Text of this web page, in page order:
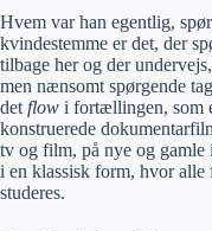
Hvem var han egentlig,
kvindestemme er det, der
tilbage her og der
men nænsomt spørgende
det flow i fortællingen, som
konstruerede
tv og film, på nye og
i en klassisk form, hvor
studeres.